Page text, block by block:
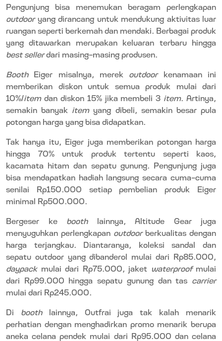
Pengunjung bisa menemukan beragam perlengkapan
outdooryang dirancang untuk mendukung aktivitas luar
ruangan seperti berkemah dan mendaki. Berbagai produk
yang ditawarkan merupakan keluaran terbaru hingga
best sellerdari masing-masing produsen.
BoothEiger misalnya, merek outdoorkenamaan ini
memberikan diskon untuk semua produk mulai dari
10%/itemdan diskon 15% jika membeli 3 item. Artinya,
semakin banyak itemyang dibeli, semakin besar pula
potongan harga yang bisa didapatkan.
Tak hanya itu, Eiger juga memberikan potongan harga
hingga 70% untuk produk tertentu seperti kaos,
kacamata hitam dan sepatu gunung. Pengunjung juga
bisa mendapatkan hadiah langsung secara cuma-cuma
senilai Rp150.000 setiap pembelian produk Eiger
minimal Rp500.000.
Bergeser ke boothlainnya, Altitude Gear juga
menyuguhkan perlengkapan outdoorberkualitas dengan
harga terjangkau. Diantaranya, koleksi sandal dan
sepatu outdoor yang dibanderol mulai dari Rp85.000,
daypackmulai dari Rp75.000, jaket waterproofmulai
dari Rp99.000 hingga sepatu gunung dan tas carrier
mulai dari Rp245.000.
Di boothlainnya, Outfrai juga tak kalah menarik
perhatian dengan menghadirkan promo menarik berupa
aneka celana pendek mulai dari Rp95.000 dan celana